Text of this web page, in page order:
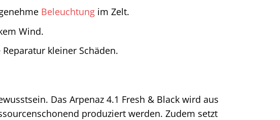
Beleuchtung im Zelt.
Wind.
kleiner Schäden.
Das Arpenaz 4.1 Fresh & Black wird aus
produziert werden. Zudem setzt